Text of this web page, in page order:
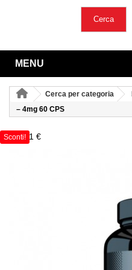
Cerca
MENU
Cerca per categoria
– 4mg 60 CPS
Sconti!
-55,01 €